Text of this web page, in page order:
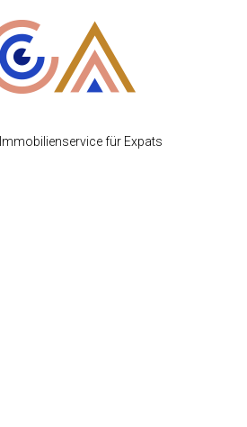
für Expats